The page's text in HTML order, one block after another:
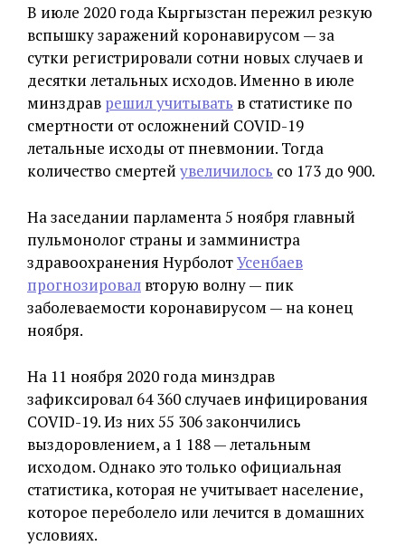
В июле 2020 года Кыргызстан пережил резкую
вспышку заражений коронавирусом — за
сутки регистрировали сотни новых случаев и
десятки летальных исходов. Именно в июле
минздрав решил учитывать в статистике по
смертности от осложнений COVID-19
летальные исходы от пневмонии. Тогда
количество смертей увеличилось со 173 до 900.
На заседании парламента 5 ноября главный
пульмонолог страны и замминистра
здравоохранения НурболотУсенбаев
прогнозировал вторую волну — пик
заболеваемости коронавирусом — на конец
ноября.
На 11 ноября 2020 года минздрав
зафиксировал 64 360 случаев инфицирования
COVID-19. Из них 55 306 закончились
выздоровлением, а 1 188 — летальным
исходом. Однако это только официальная
статистика, которая не учитывает население,
которое переболело или лечится в домашних
условиях.